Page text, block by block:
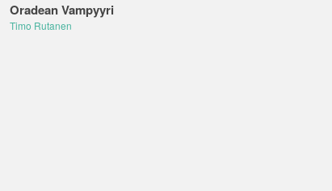
Oradean Vampyyri
Timo Rutanen